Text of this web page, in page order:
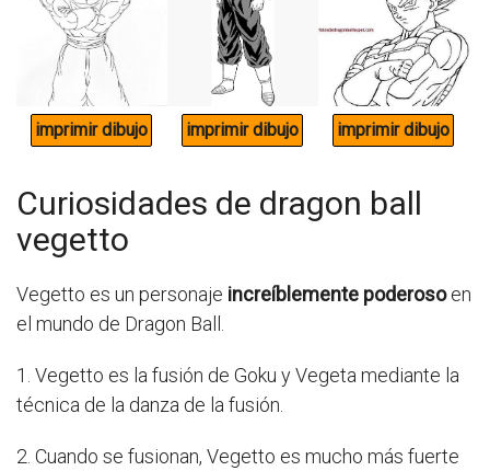
Curiosidades de dragon ball
vegetto
Vegetto es un personaje increíblemente poderosoen
el mundo de Dragon Ball.
1. Vegetto es la fusión de Goku y Vegeta mediante la
técnica de la danza de la fusión.
2. Cuando se fusionan, Vegetto es mucho más fuerte